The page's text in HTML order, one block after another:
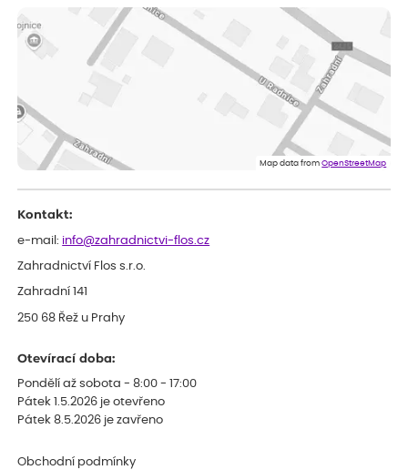
vše v naprostém pořádku
ověřený nákup dnes
Jana
Flos je nejlepší &#129321;
Map data fromOpenStreetMap
Kontakt:
e-mail: info@zahradnictvi-flos.cz
Zahradnictví Flos s.r.o.
Zahradní 141
250 68 Řež u Prahy
Otevírací doba:
Pondělí až sobota - 8:00 - 17:00
Pátek 1.5.2026 je otevřeno
Pátek 8.5.2026 je zavřeno
Obchodní podmínky